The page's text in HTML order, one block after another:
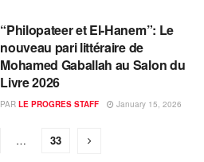
“Philopateer et El-Hanem”: Le
nouveau pari littéraire de
Mohamed Gaballah au Salon du
Livre 2026
PAR LE PROGRES STAFF January 15, 2026
… 33